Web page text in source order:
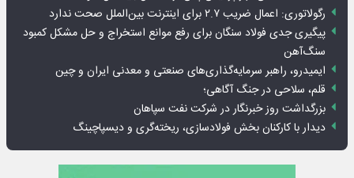
رگولاتوری: اعمال ضریب ۲.۷ برای اینترنت بین‌الملل صحت ندارد
پیگیری جدی فولاد سنگان برای رفع موانع استخراج و حل مشکل کمبود
سنگ‌آهن
ایمیدرو، راهبر سرمایه‌گذاری‌های صنعتی و معدنی ایران و چین
قلم، سلاحی در جنگ آگاهی؛
بزرگداشت روز خبرنگار در شرکت نفت سپاهان
دیدار با کارکنان بخش فولادسازی، ریخته‌گری و دیسپاچینگ